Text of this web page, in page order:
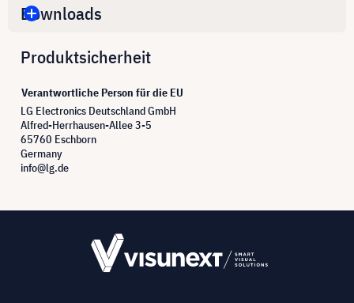
Downloads
Produktsicherheit
Verantwortliche Person für die EU
LG Electronics Deutschland GmbH
Alfred-Herrhausen-Allee 3-5
65760 Eschborn
Germany
info@lg.de